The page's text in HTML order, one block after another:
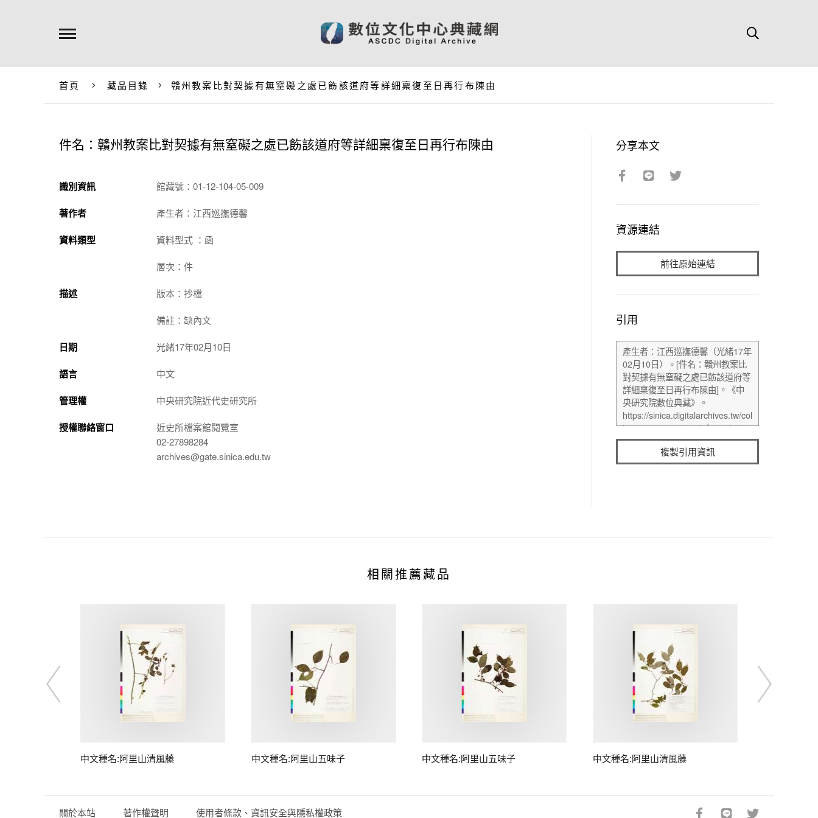
首頁 藏品目錄 贛州教案比對契據有無窒礙之處已飭該道府等詳細稟復至日再行布陳由
件名：贛州教案比對契據有無窒礙之處已飭該道府等詳細稟復至日再行布陳由
識別資訊 館藏號：01-12-104-05-009
著作者 產生者：江西巡撫德馨
資料類型 資料型式 ：函
層次：件
描述 版本：抄檔
備註：缺內文
日期 光緒17年02月10日
語言 中文
管理權 中央研究院近代史研究所
授權聯絡窗口
近史所檔案館閱覽室
02-27898284
archives@gate.sinica.edu.tw
分享本文
資源連結
前往原始連結
引用
複製引用資訊
相關推薦藏品
中文種名:阿里山清風藤 中文種名:阿里山五味子 中文種名:阿里山五味子 中文種名:阿里山清風藤
關於本站 著作權聲明 使用者條款、資訊安全與隱私權政策